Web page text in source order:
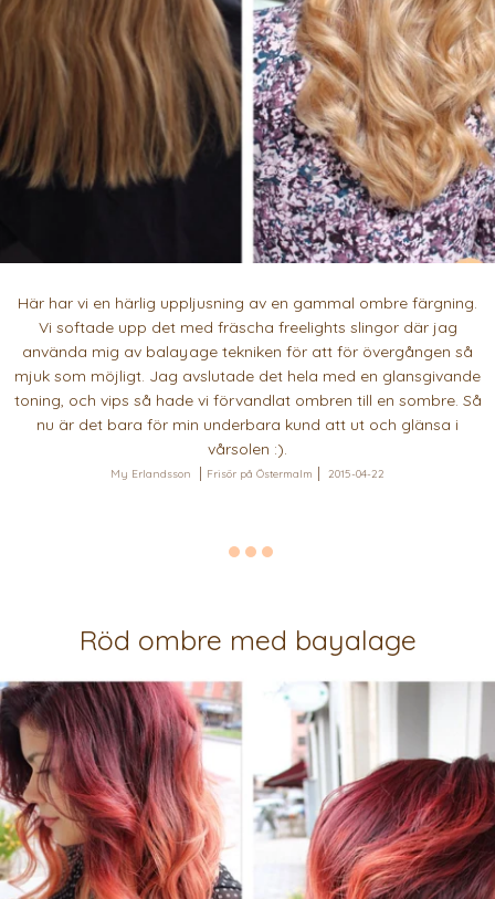
Här har vi en härlig uppljusning av en gammal ombre färgning.
Vi softade upp det med fräscha freelights slingor där jag
använda mig av balayage tekniken för att för övergången så
mjuk som möjligt. Jag avslutade det hela med en glansgivande
toning, och vips så hade vi förvandlat ombren till en sombre. Så
nu är det bara för min underbara kund att ut och glänsa i
vårsolen :).
My Erlandsson Frisör på Östermalm 2015-04-22
Röd ombre med bayalage